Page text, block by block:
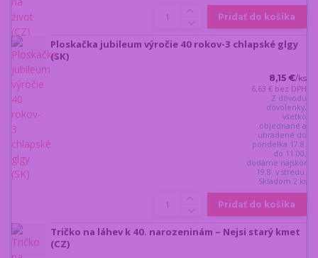
Pridať do košíka
Ploskačka jubileum výročie 40 rokov-3 chlapské glgy
(SK)
8,15 €/ks
6,63 € bez DPH
Z dôvodu
dovolenky,
všetko
objednané a
uhradené do
pondelka 17.8.
do 11:00,
dodáme najskôr
19.8. v stredu.
Skladom 2 ks
Pridať do košíka
Tričko na láhev k 40. narozeninám – Nejsi starý kmet
(CZ)